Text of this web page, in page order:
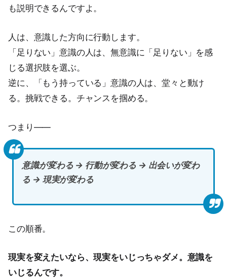
も説明できるんですよ。
人は、意識した方向に行動します。
「足りない」意識の人は、無意識に「足りない」を感
じる選択肢を選ぶ。
逆に、「もう持っている」意識の人は、堂々と動け
る。挑戦できる。チャンスを掴める。
つまり——
意識が変わる → 行動が変わる → 出会いが変わ
る → 現実が変わる
この順番。
現実を変えたいなら、現実をいじっちゃダメ。意識を
いじるんです。